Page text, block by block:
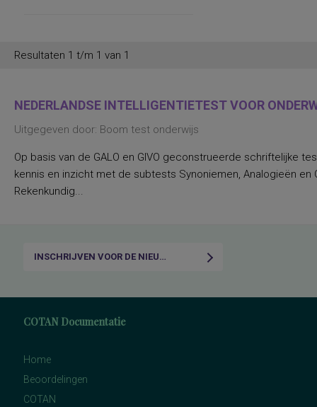
Resultaten 1 t/m 1 van 1
NEDERLANDSE INTELLIGENTIETEST VOOR
Uitgegeven door: Boom test onderwijs
Op basis van de GALO en GIVO geconstrueerde schriftelijke
kennis en inzicht met de subtests Synoniemen, Analogieën
Rekenkundig...
INSCHRIJVEN VOOR DE NIEUWSBRIEF
COTAN Documentatie
Home
Beoordelingen
COTAN